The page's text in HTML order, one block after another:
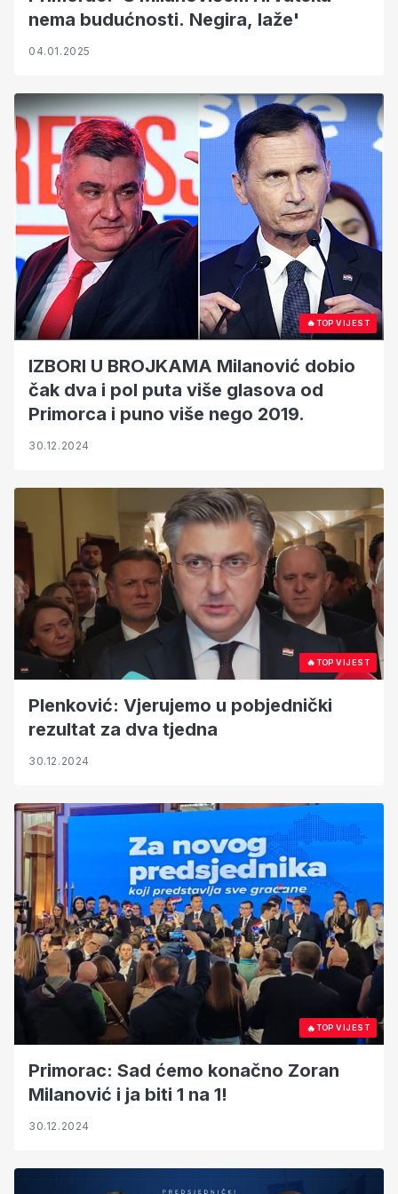
nema budućnosti. Negira, laže'
04.01.2025
🔥TOP VIJEST
IZBORI U BROJKAMA Milanović dobio
čak dva i pol puta više glasova od
Primorca i puno više nego 2019.
30.12.2024
🔥TOP VIJEST
Plenković: Vjerujemo u pobjednički
rezultat za dva tjedna
30.12.2024
🔥TOP VIJEST
Primorac: Sad ćemo konačno Zoran
Milanović i ja biti 1 na 1!
30.12.2024